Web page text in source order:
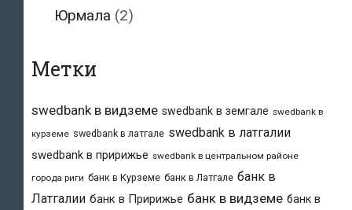
Юрмала (2)
Метки
swedbank в видземе swedbank в земгале swedbank в
курземе swedbank в латгале swedbank в латгалии
swedbank в пририжье swedbank в центральном районе
города риги банк в Курземе банк в Латгале банк в
Латгалии банк в Пририжье банк в видземе банк в